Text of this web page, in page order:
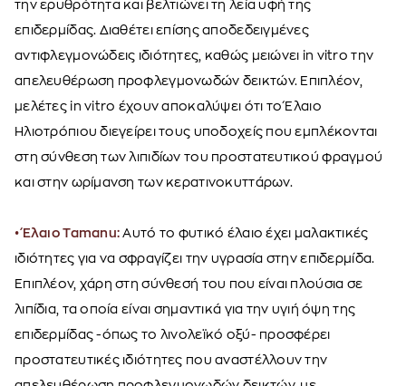
την ερυθρότητα και βελτιώνει τη λεία υφή της
επιδερμίδας. Διαθέτει επίσης αποδεδειγμένες
αντιφλεγμονώδεις ιδιότητες, καθώς μειώνει in vitro την
απελευθέρωση προφλεγμονωδών δεικτών. Επιπλέον,
μελέτες in vitro έχουν αποκαλύψει ότι το Έλαιο
Ηλιοτρόπιου διεγείρει τους υποδοχείς που εμπλέκονται
στη σύνθεση των λιπιδίων του προστατευτικού φραγμού
και στην ωρίμανση των κερατινοκυττάρων.
• Έλαιο Tamanu: Αυτό το φυτικό έλαιο έχει μαλακτικές
ιδιότητες για να σφραγίζει την υγρασία στην επιδερμίδα.
Επιπλέον, χάρη στη σύνθεσή του που είναι πλούσια σε
λιπίδια, τα οποία είναι σημαντικά για την υγιή όψη της
επιδερμίδας -όπως το λινολεϊκό οξύ- προσφέρει
προστατευτικές ιδιότητες που αναστέλλουν την